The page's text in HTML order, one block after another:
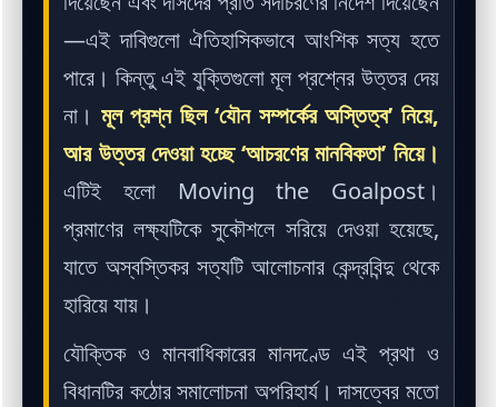
—এই দাবিগুলো ঐতিহাসিকভাবে আংশিক সত্য হতে
পারে। কিন্তু এই যুক্তিগুলো মূল প্রশ্নের উত্তর দেয়
না। মূল প্রশ্ন ছিল ‘যৌন সম্পর্কের অস্তিত্ব’ নিয়ে,
আর উত্তর দেওয়া হচ্ছে ‘আচরণের মানবিকতা’ নিয়ে।
এটিই হলো Moving the Goalpost।
প্রমাণের লক্ষ্যটিকে সুকৌশলে সরিয়ে দেওয়া হয়েছে,
যাতে অস্বস্তিকর সত্যটি আলোচনার কেন্দ্রবিন্দু থেকে
হারিয়ে যায়।
যৌক্তিক ও মানবাধিকারের মানদণ্ডে এই প্রথা ও
বিধানটির কঠোর সমালোচনা অপরিহার্য। দাসত্বের মতো